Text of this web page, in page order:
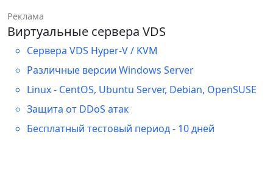
Реклама
Виртуальные сервера VDS
Сервера VDS Hyper-V / KVM
Различные версии Windows Server
Linux - CentOS, Ubuntu Server, Debian, OpenSUSE
Защита от DDoS атак
Бесплатный тестовый период - 10 дней